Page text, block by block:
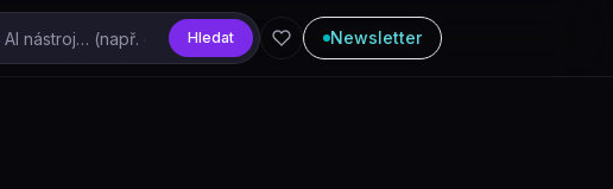
Hledat Newsletter